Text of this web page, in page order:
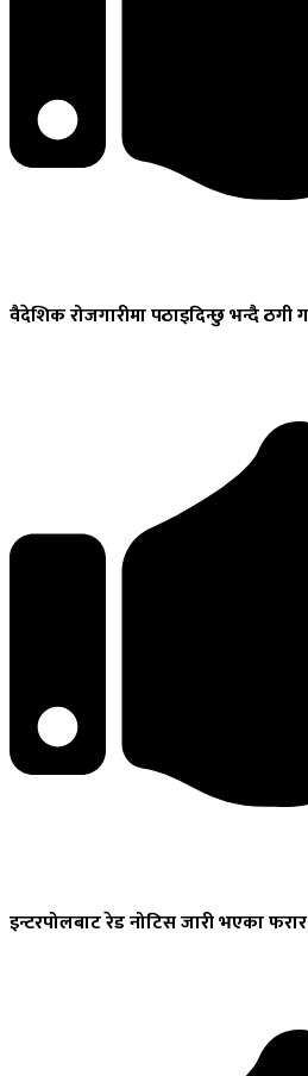
वैदेशिकरोजगारीमा पठाइदिन्छु भन्दै ठगी
इन्टरपोलबाटरेड नोटिस जारी भएका फरार